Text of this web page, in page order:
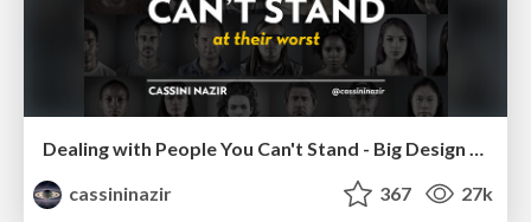
cassininazir
367 27k